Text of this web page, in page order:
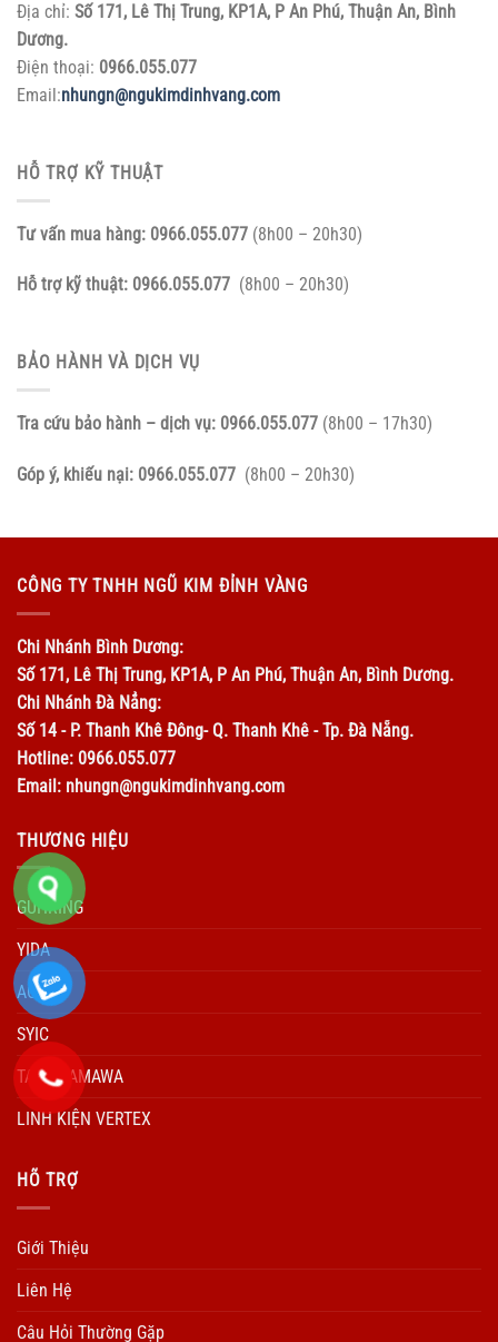
Địa chỉ: Số 171, Lê Thị Trung, KP1A, P An Phú, Thuận An, Bình
Dương.
Điện thoại: 0966.055.077
Email:nhungn@ngukimdinhvang.com
HỖ TRỢ KỸ THUẬT
Tư vấn mua hàng: 0966.055.077 (8h00 – 20h30)
Hỗ trợ kỹ thuật: 0966.055.077 (8h00 – 20h30)
BẢO HÀNH VÀ DỊCH VỤ
Tra cứu bảo hành – dịch vụ: 0966.055.077 (8h00 – 17h30)
Góp ý, khiếu nại: 0966.055.077 (8h00 – 20h30)
CÔNG TY TNHH NGŨ KIM ĐỈNH VÀNG
Chi Nhánh Bình Dương:
Số 171, Lê Thị Trung, KP1A, P An Phú, Thuận An, Bình Dương.
Chi Nhánh Đà Nẳng:
Số 14 - P. Thanh Khê Đông- Q. Thanh Khê - Tp. Đà Nẵng.
Hotline: 0966.055.077
Email: nhungn@ngukimdinhvang.com
THƯƠNG HIỆU
GUHRING
YIDA
ACCUD
SYIC
TARO YAMAWA
LINH KIỆN VERTEX
HÕ TRỢ
Giới Thiệu
Liên Hệ
Câu Hỏi Thường Gặp